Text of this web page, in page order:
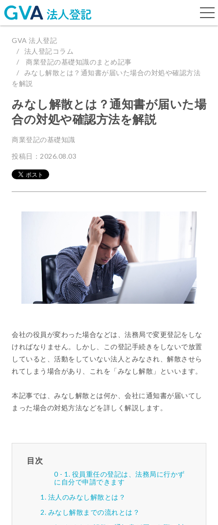
GVA 法人登記
法人登記コラム
商業登記の基礎知識のまとめ記事
みなし解散とは？通知書が届いた場合の対処や確認方法
を解説
みなし解散とは？通知書が届いた場
合の対処や確認方法を解説
商業登記の基礎知識
投稿日：2026.08.03
会社の役員が変わった場合などは、法務局で変更登記をしな
ければなりません。しかし、この登記手続きをしないで放置
していると、活動をしていない法人とみなされ、解散させら
れてしまう場合があり、これを「みなし解散」といいます。
本記事では、みなし解散とは何か、会社に通知書が届いてし
まった場合の対処方法などを詳しく解説します。
目次
役員重任の登記は、法務局に行かず
に自分で申請できます
法人のみなし解散とは？
みなし解散までの流れとは？